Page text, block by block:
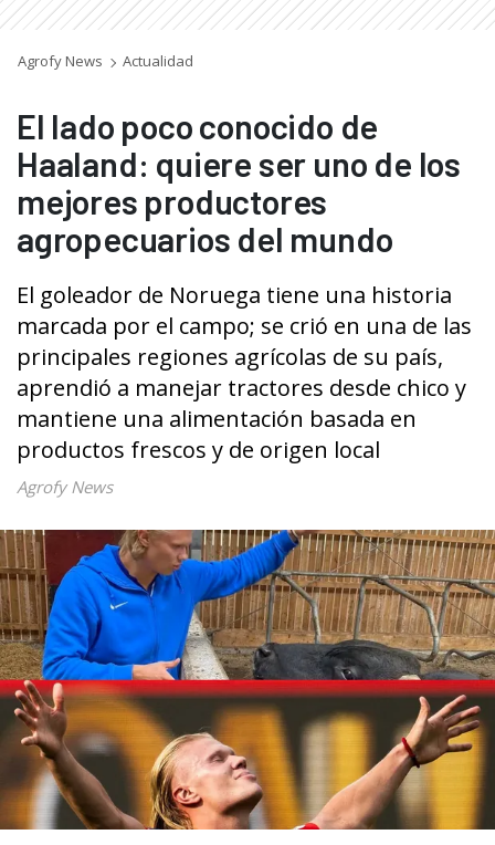
Agrofy News Actualidad
El lado poco conocido de
Haaland: quiere ser uno de los
mejores productores
agropecuarios del mundo
El goleador de Noruega tiene una historia
marcada por el campo; se crió en una de las
principales regiones agrícolas de su país,
aprendió a manejar tractores desde chico y
mantiene una alimentación basada en
productos frescos y de origen local
Agrofy News